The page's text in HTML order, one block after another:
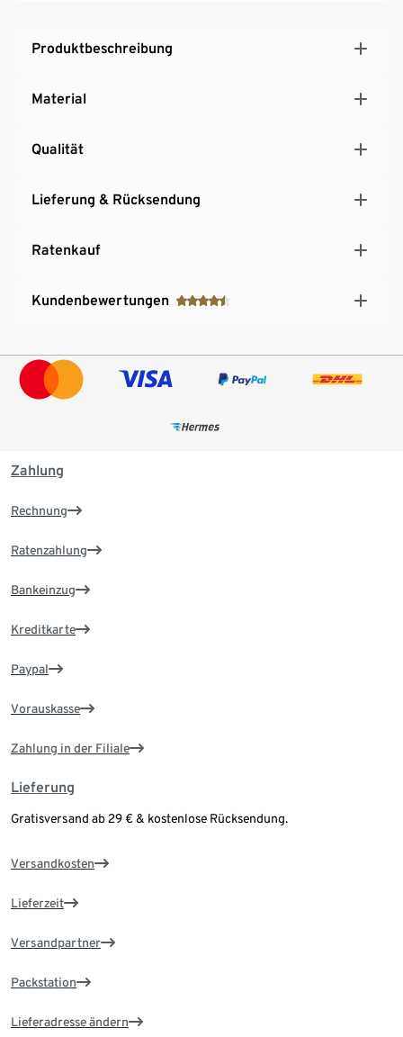
Produktbeschreibung
Material
Qualität
Lieferung & Rücksendung
Ratenkauf
Kundenbewertungen
Zahlung
Rechnung
Ratenzahlung
Bankeinzug
Kreditkarte
Paypal
Vorauskasse
Zahlung in der Filiale
Lieferung
Gratisversand ab 29 € & kostenlose Rücksendung.
Versandkosten
Lieferzeit
Versandpartner
Packstation
Lieferadresse ändern